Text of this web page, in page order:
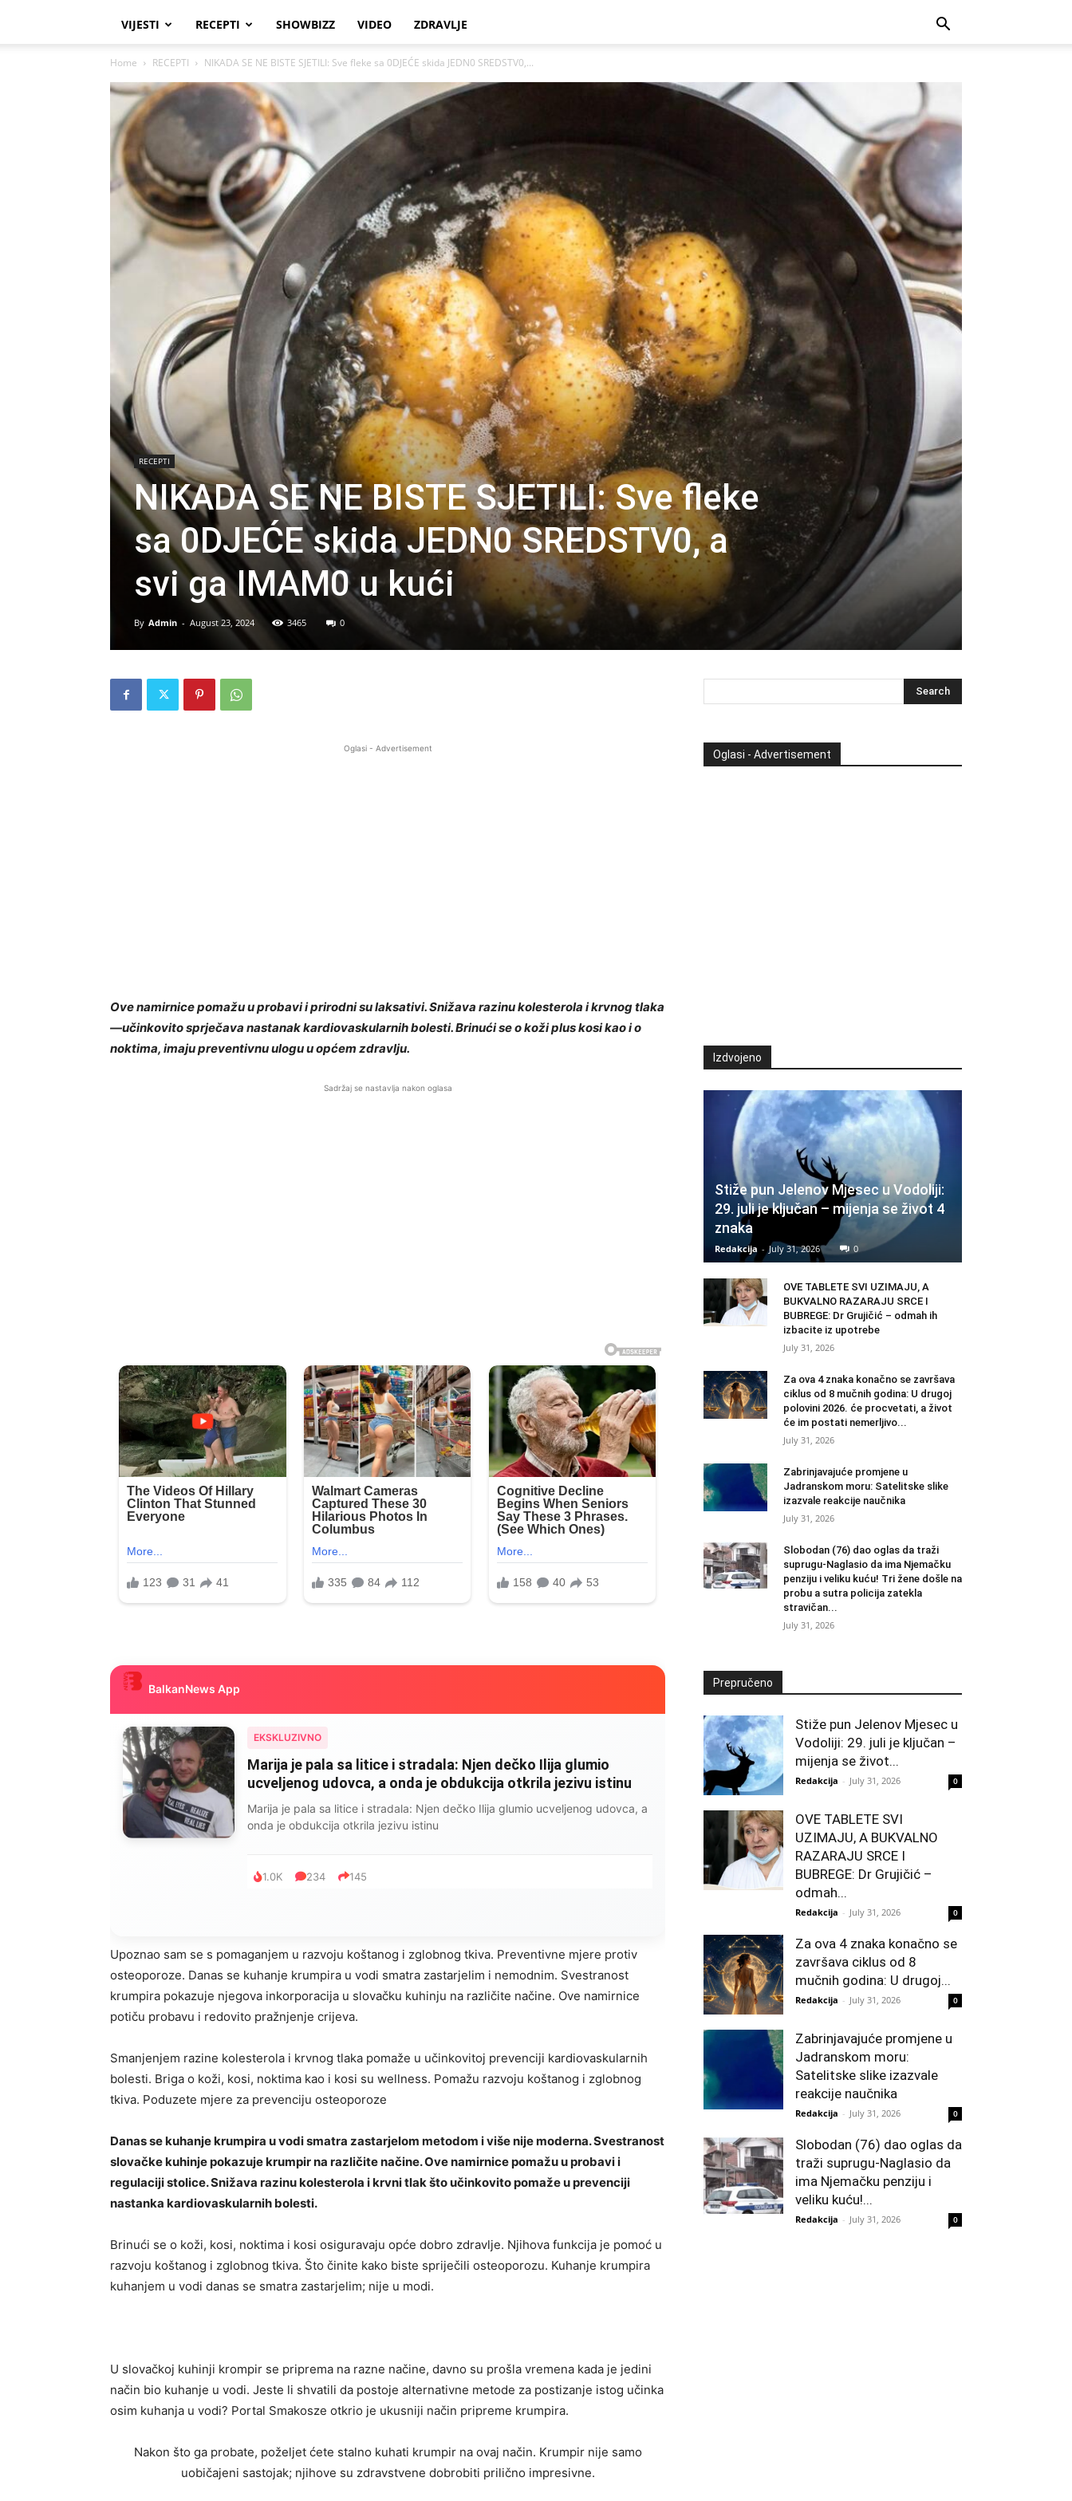
VIJESTI RECEPTI SHOWBIZZ VIDEO ZDRAVLJE
Home RECEPTI NIKADA SE NE BISTE SJETILI: Sve fleke sa 0DJEĆE skida JEDN0 SREDSTV0,...
RECEPTI
NIKADA SE NE BISTE SJETILI: Sve fleke
sa 0DJEĆE skida JEDN0 SREDSTV0, a
svi ga IMAM0 u kući
By Admin - August 23, 2024 3465 0
Oglasi - Advertisement
Ove namirnice pomažu u probavi i prirodni su laksativi. Snižava razinu kolesterola i krvnog tlaka
—učinkovito sprječava nastanak kardiovaskularnih bolesti. Brinući se o koži plus kosi kao i o
noktima, imaju preventivnu ulogu u općem zdravlju.
Sadržaj se nastavlja nakon oglasa
BalkanNews App
EKSKLUZIVNO
Marija je pala sa litice i stradala: Njen dečko Ilija glumio
ucveljenog udovca, a onda je obdukcija otkrila jezivu istinu
Marija je pala sa litice i stradala: Njen dečko Ilija glumio ucveljenog udovca, a
onda je obdukcija otkrila jezivu istinu
1.0K 234 145
Upoznao sam se s pomaganjem u razvoju koštanog i zglobnog tkiva. Preventivne mjere protiv
osteoporoze. Danas se kuhanje krumpira u vodi smatra zastarjelim i nemodnim. Svestranost
krumpira pokazuje njegova inkorporacija u slovačku kuhinju na različite načine. Ove namirnice
potiču probavu i redovito pražnjenje crijeva.
Smanjenjem razine kolesterola i krvnog tlaka pomaže u učinkovitoj prevenciji kardiovaskularnih
bolesti. Briga o koži, kosi, noktima kao i kosi su wellness. Pomažu razvoju koštanog i zglobnog
tkiva. Poduzete mjere za prevenciju osteoporoze
Danas se kuhanje krumpira u vodi smatra zastarjelom metodom i više nije moderna. Svestranost
slovačke kuhinje pokazuje krumpir na različite načine. Ove namirnice pomažu u probavi i
regulaciji stolice. Snižava razinu kolesterola i krvni tlak što učinkovito pomaže u prevenciji
nastanka kardiovaskularnih bolesti.
Brinući se o koži, kosi, noktima i kosi osiguravaju opće dobro zdravlje. Njihova funkcija je pomoć u
razvoju koštanog i zglobnog tkiva. Što činite kako biste spriječili osteoporozu. Kuhanje krumpira
kuhanjem u vodi danas se smatra zastarjelim; nije u modi.
U slovačkoj kuhinji krompir se priprema na razne načine, davno su prošla vremena kada je jedini
način bio kuhanje u vodi. Jeste li shvatili da postoje alternativne metode za postizanje istog učinka
osim kuhanja u vodi? Portal Smakosze otkrio je ukusniji način pripreme krumpira.
Nakon što ga probate, poželjet ćete stalno kuhati krumpir na ovaj način. Krumpir nije samo
uobičajeni sastojak; njihove su zdravstvene dobrobiti prilično impresivne.
Oglasi - Advertisement
Izdvojeno
Stiže pun Jelenov Mjesec u Vodoliji:
29. juli je ključan – mijenja se život 4
znaka
Redakcija - July 31, 2026 0
OVE TABLETE SVI UZIMAJU, A
BUKVALNO RAZARAJU SRCE I
BUBREGE: Dr Grujičić – odmah ih
izbacite iz upotrebe
July 31, 2026
Za ova 4 znaka konačno se završava
ciklus od 8 mučnih godina: U drugoj
polovini 2026. će procvetati, a život
će im postati nemerljivo...
July 31, 2026
Zabrinjavajuće promjene u
Jadranskom moru: Satelitske slike
izazvale reakcije naučnika
July 31, 2026
Slobodan (76) dao oglas da traži
suprugu-Naglasio da ima Njemačku
penziju i veliku kuću! Tri žene došle na
probu a sutra policija zatekla
stravičan...
July 31, 2026
Prepručeno
Stiže pun Jelenov Mjesec u
Vodoliji: 29. juli je ključan –
mijenja se život...
Redakcija - July 31, 2026 0
OVE TABLETE SVI
UZIMAJU, A BUKVALNO
RAZARAJU SRCE I
BUBREGE: Dr Grujičić –
odmah...
Redakcija - July 31, 2026 0
Za ova 4 znaka konačno se
završava ciklus od 8
mučnih godina: U drugoj...
Redakcija - July 31, 2026 0
Zabrinjavajuće promjene u
Jadranskom moru:
Satelitske slike izazvale
reakcije naučnika
Redakcija - July 31, 2026 0
Slobodan (76) dao oglas da
traži suprugu-Naglasio da
ima Njemačku penziju i
veliku kuću!...
Redakcija - July 31, 2026 0